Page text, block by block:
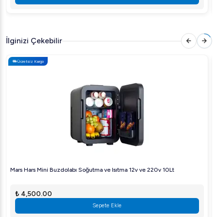
İlginizi Çekebilir
Ücretsiz Kargo
Mars Hars Mini Buzdolabı Soğutma ve Isıtma 12v ve 220v 10Lt
₺ 4,500.00
Sepete Ekle